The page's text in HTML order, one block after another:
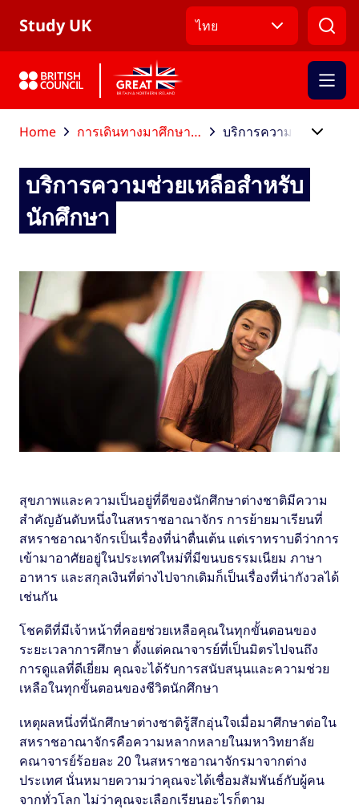
Study UK ไทย
Home การเดินทางมาศึกษาต่อในสหราชอาณาจักร
บริการความช่วยเหลือสำหรับ
นักศึกษา
สุขภาพและความเป็นอยู่ที่ดีของนักศึกษาต่างชาติมีความ
สำคัญอันดับหนึ่งในสหราชอาณาจักร การย้ายมาเรียนที่
สหราชอาณาจักรเป็นเรื่องที่น่าตื่นเต้น แต่เราทราบดีว่าการ
เข้ามาอาศัยอยู่ในประเทศใหม่ที่มีขนบธรรมเนียม ภาษา
อาหาร และสกุลเงินที่ต่างไปจากเดิมก็เป็นเรื่องที่น่ากังวลได้
เช่นกัน
โชคดีที่มีเจ้าหน้าที่คอยช่วยเหลือคุณในทุกขั้นตอนของ
ระยะเวลาการศึกษา ตั้งแต่คณาจารย์ที่เป็นมิตรไปจนถึง
การดูแลที่ดีเยี่ยม คุณจะได้รับการสนับสนุนและความช่วย
เหลือในทุกขั้นตอนของชีวิตนักศึกษา
เหตุผลหนึ่งที่นักศึกษาต่างชาติรู้สึกอุ่นใจเมื่อมาศึกษาต่อใน
สหราชอาณาจักรคือความหลากหลายในมหาวิทยาลัย
คณาจารย์ร้อยละ 20 ในสหราชอาณาจักรมาจากต่าง
ประเทศ นั่นหมายความว่าคุณจะได้เชื่อมสัมพันธ์กับผู้คน
จากทั่วโลก ไม่ว่าคุณจะเลือกเรียนอะไรก็ตาม